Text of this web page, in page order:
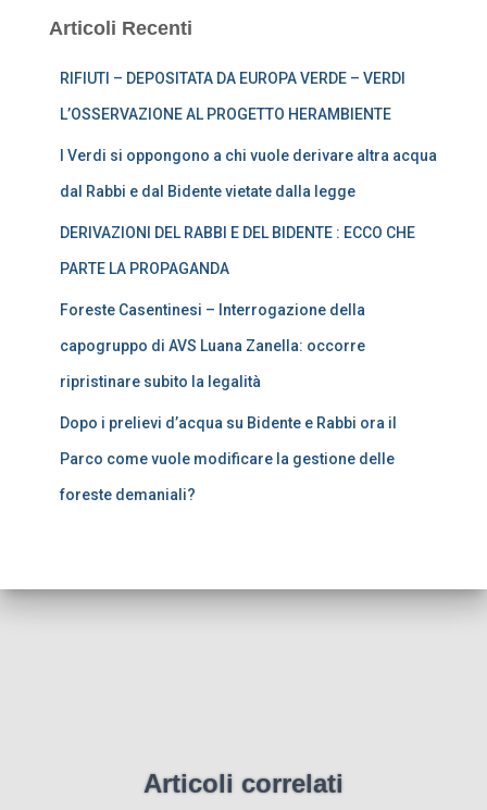
Articoli Recenti
RIFIUTI – DEPOSITATA DA EUROPA VERDE – VERDI
L’OSSERVAZIONE AL PROGETTO HERAMBIENTE
I Verdi si oppongono a chi vuole derivare altra acqua
dal Rabbi e dal Bidente vietate dalla legge
DERIVAZIONI DEL RABBI E DEL BIDENTE : ECCO CHE
PARTE LA PROPAGANDA
Foreste Casentinesi – Interrogazione della
capogruppo di AVS Luana Zanella: occorre
ripristinare subito la legalità
Dopo i prelievi d’acqua su Bidente e Rabbi ora il
Parco come vuole modificare la gestione delle
foreste demaniali?
Articoli correlati